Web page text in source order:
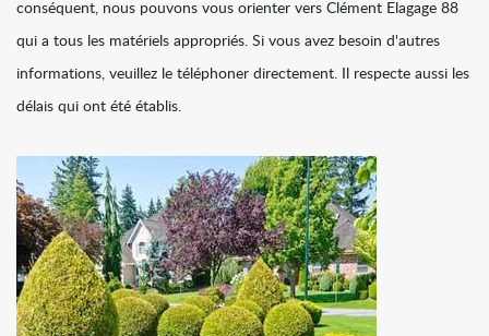
conséquent, nous pouvons vous orienter vers Clément Elagage 88
qui a tous les matériels appropriés. Si vous avez besoin d'autres
informations, veuillez le téléphoner directement. Il respecte aussi les
délais qui ont été établis.